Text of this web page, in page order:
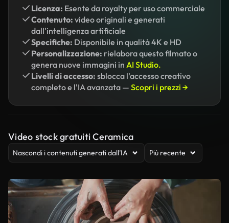
Licenza: Esente da royalty per uso commerciale
Contenuto: video originali e generati
dall'intelligenza artificiale
Specifiche: Disponibile in qualità 4K e HD
Personalizzazione: rielabora questo filmato o
genera nuove immagini in AI Studio.
Livelli di accesso: sblocca l'accesso creativo
completo e l'IA avanzata — Scopri i prezzi →
Video stock gratuiti Ceramica
Nascondi i contenuti generati dall’IA Più recente